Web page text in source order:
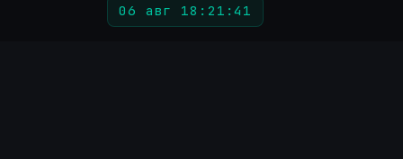
06 авг 18 : 21 :42